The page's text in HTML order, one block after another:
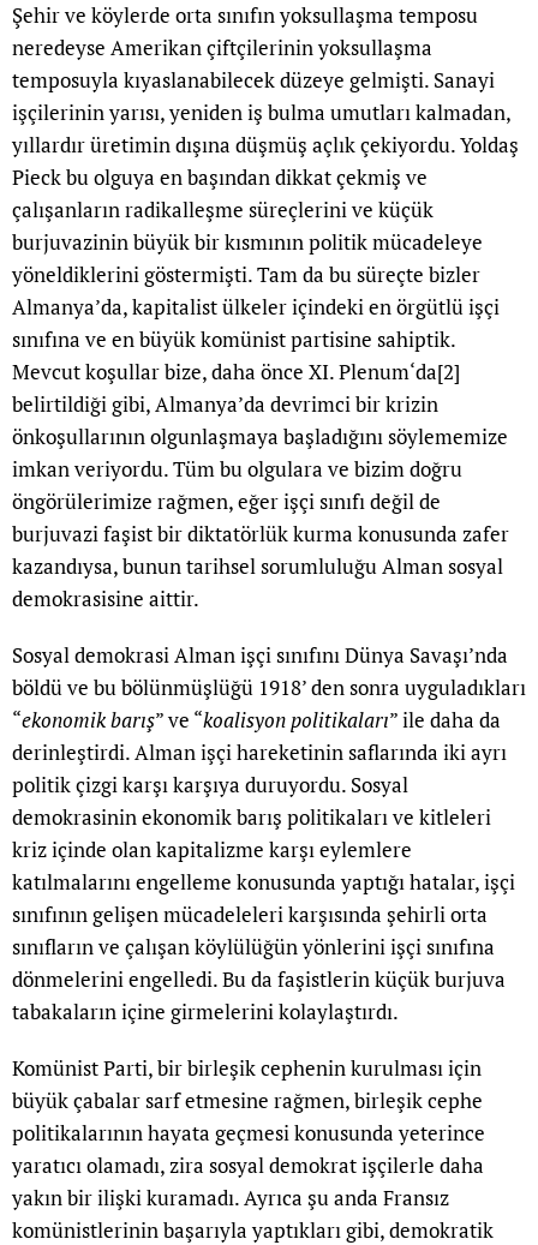
Şehir ve köylerde orta sınıfın yoksullaşma temposu
neredeyse Amerikan çiftçilerinin yoksullaşma
temposuyla kıyaslanabilecek düzeye gelmişti. Sanayi
işçilerinin yarısı, yeniden iş bulma umutları kalmadan,
yıllardır üretimin dışına düşmüş açlık çekiyordu. Yoldaş
Pieck bu olguya en başından dikkat çekmiş ve
çalışanların radikalleşme süreçlerini ve küçük
burjuvazinin büyük bir kısmının politik mücadeleye
yöneldiklerini göstermişti. Tam da bu süreçte bizler
Almanya’da, kapitalist ülkeler içindeki en örgütlü işçi
sınıfına ve en büyük komünist partisine sahiptik.
Mevcut koşullar bize, daha önce XI. Plenum‘da[2]
belirtildiği gibi, Almanya’da devrimci bir krizin
önkoşullarının olgunlaşmaya başladığını söylememize
imkan veriyordu. Tüm bu olgulara ve bizim doğru
öngörülerimize rağmen, eğer işçi sınıfı değil de
burjuvazi faşist bir diktatörlük kurma konusunda zafer
kazandıysa, bunun tarihsel sorumluluğu Alman sosyal
demokrasisine aittir.
Sosyal demokrasi Alman işçi sınıfını Dünya Savaşı’nda
böldü ve bu bölünmüşlüğü 1918’ den sonra uyguladıkları
“ekonomik barış” ve “koalisyon politikaları” ile daha da
derinleştirdi. Alman işçi hareketinin saflarında iki ayrı
politik çizgi karşı karşıya duruyordu. Sosyal
demokrasinin ekonomik barış politikaları ve kitleleri
kriz içinde olan kapitalizme karşı eylemlere
katılmalarını engelleme konusunda yaptığı hatalar, işçi
sınıfının gelişen mücadeleleri karşısında şehirli orta
sınıfların ve çalışan köylülüğün yönlerini işçi sınıfına
dönmelerini engelledi. Bu da faşistlerin küçük burjuva
tabakaların içine girmelerini kolaylaştırdı.
Komünist Parti, bir birleşik cephenin kurulması için
büyük çabalar sarf etmesine rağmen, birleşik cephe
politikalarının hayata geçmesi konusunda yeterince
yaratıcı olamadı, zira sosyal demokrat işçilerle daha
yakın bir ilişki kuramadı. Ayrıca şu anda Fransız
komünistlerinin başarıyla yaptıkları gibi, demokratik